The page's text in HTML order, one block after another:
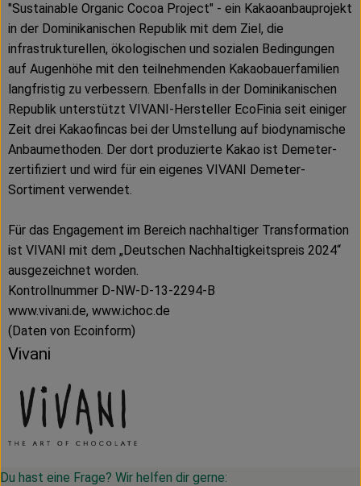
"Sustainable Organic Cocoa Project" - ein Kakaoanbauprojekt
in der Dominikanischen Republik mit dem Ziel, die
infrastrukturellen, ökologischen und sozialen Bedingungen
auf Augenhöhe mit den teilnehmenden Kakaobauerfamilien
langfristig zu verbessern. Ebenfalls in der Dominikanischen
Republik unterstützt VIVANI-Hersteller EcoFinia seit einiger
Zeit drei Kakaofincas bei der Umstellung auf biodynamische
Anbaumethoden. Der dort produzierte Kakao ist Demeter-
zertifiziert und wird für ein eigenes VIVANI Demeter-
Sortiment verwendet.
Für das Engagement im Bereich nachhaltiger Transformation
ist VIVANI mit dem „Deutschen Nachhaltigkeitspreis 2024“
ausgezeichnet worden.
Kontrollnummer D-NW-D-13-2294-B
www.vivani.de, www.ichoc.de
(Daten von Ecoinform)
Vivani
Du hast eine Frage? Wir helfen dir gerne: